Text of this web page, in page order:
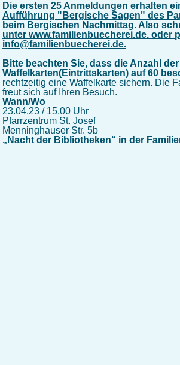
Die ersten 25 Anmeldungen erhalten
Aufführung "Bergische Sagen" des
beim Bergischen Nachmittag. Also
unter www.familienbuecherei.de. oder
info@familienbuecherei.de.
Bitte beachten Sie, dass die Anzahl der
Waffelkarten(Eintrittskarten) auf 60
rechtzeitig eine Waffelkarte sichern. Die
freut sich auf Ihren Besuch.
Wann/Wo
23.04.23 / 15.00 Uhr
Pfarrzentrum St. Josef
Menninghauser Str. 5b
„Nacht der Bibliotheken“ in der